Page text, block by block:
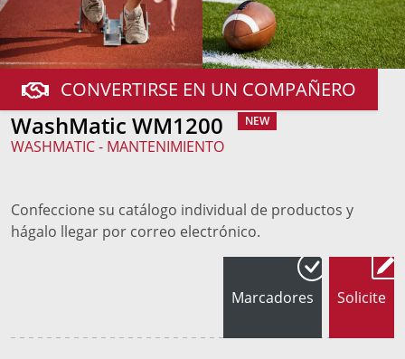
CONVERTIRSE EN UN COMPAÑERO
WashMatic WM1200 NEW
WASHMATIC - MANTENIMIENTO
Confeccione su catálogo individual de productos y
hágalo llegar por correo electrónico.
Marcadores Solicite